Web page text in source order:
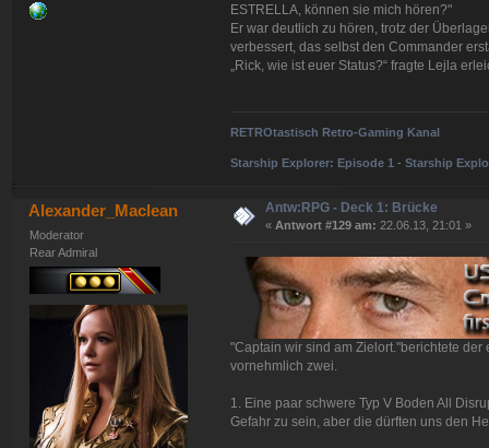
ESTRELLA, können sie mich hören?"
Er war deutlich zu hören, trotz der
verbessert, das selbst den Commander
„Rick, wie ist euer Status?“ fragte Lejla
RETROtastisch Retro-Gaming Kanal
Starship Explorer: Episode 1 - Starship
Alexander_Maclean
Moderator
Rear Admiral
Antw:RPG - Deck 1: Brücke
« Antwort #129 am: 22.06.13, 21:01 »
"Captain wir sind am Zielort."berichtete
vornehmlich zwei.
1. Eine paar schwere Typ V Boden All
Gefahr zu sein, aber die dürften uns den